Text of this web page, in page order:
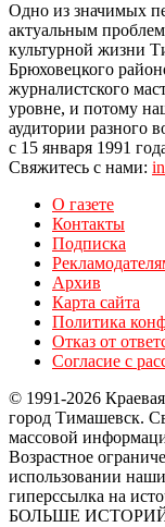
Одно из значимых
актуальным
культурной жизни
Брюховецкого
журналистского
уровне, и потому
аудитории разного
с 15 января 1991
Свяжитесь с нами:
О газете
Контакты
Подписка
Архив
Карта сайта
Политика
Отказ от
Согласие с
© 1991-2026
город Тимашевск.
массовой
Возрастное
использовании
гиперссылка на
БОЛЬШЕ